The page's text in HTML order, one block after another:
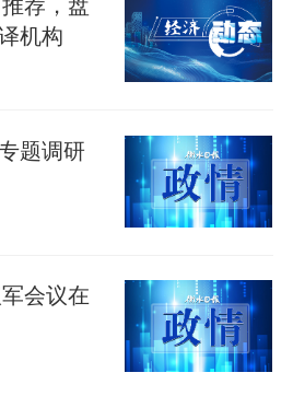
质的基础教育体系？未
动基础教育扩优提质，
资源跨学段动态调整和
务教育优质均衡发展和
人口结构变化和城镇化
础教育从基本均衡向优
荐，盘
机构
题调研
会议在